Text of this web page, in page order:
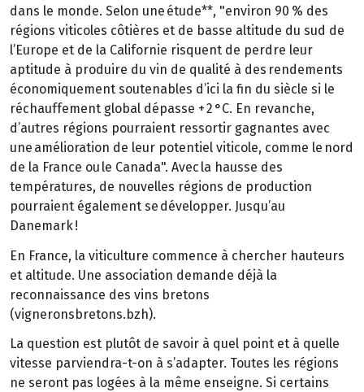
dans le monde. Selon une étude**, "environ 90 % des
régions viticoles côtières et de basse altitude du sud de
l’Europe et de la Californie risquent de perdre leur
aptitude à produire du vin de qualité à des rendements
économiquement soutenables d’ici la fin du siècle si le
réchauffement global dépasse + 2 °C. En revanche,
d’autres régions pourraient ressortir gagnantes avec
une amélioration de leur potentiel viticole, comme le nord
de la France ou le Canada". Avec la hausse des
températures, de nouvelles régions de production
pourraient également se développer. Jusqu’au
Danemark !
En France, la viticulture commence à chercher hauteurs
et altitude. Une association demande déjà la
reconnaissance des vins bretons
(vigneronsbretons.bzh).
La question est plutôt de savoir à quel point et à quelle
vitesse parviendra-t-on à s’adapter. Toutes les régions
ne seront pas logées à la même enseigne. Si certains